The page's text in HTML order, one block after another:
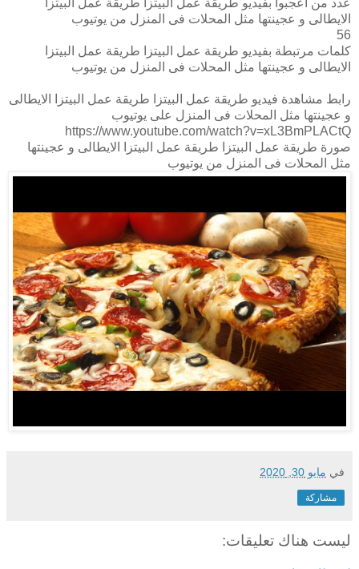
الايطالى و عجينتها مثل المحلات فى المنزل من يوتيوب
56
كلمات مرتبطة بفيديو طريقة عمل البيتزا طريقة عمل البيتزا
الايطالى و عجينتها مثل المحلات فى المنزل من يوتيوب
رابط مشاهدة فيديو طريقة عمل البيتزا طريقة عمل البيتزا الايطالى
و عجينتها مثل المحلات فى المنزل على يوتيوب
https://www.youtube.com/watch?v=xL3BmPLACtQ
صورة طريقة عمل البيتزا طريقة عمل البيتزا الايطالى و عجينتها
مثل المحلات فى المنزل من يوتيوب
في مايو 30, 2020
مشاركة
ليست هناك تعليقات: